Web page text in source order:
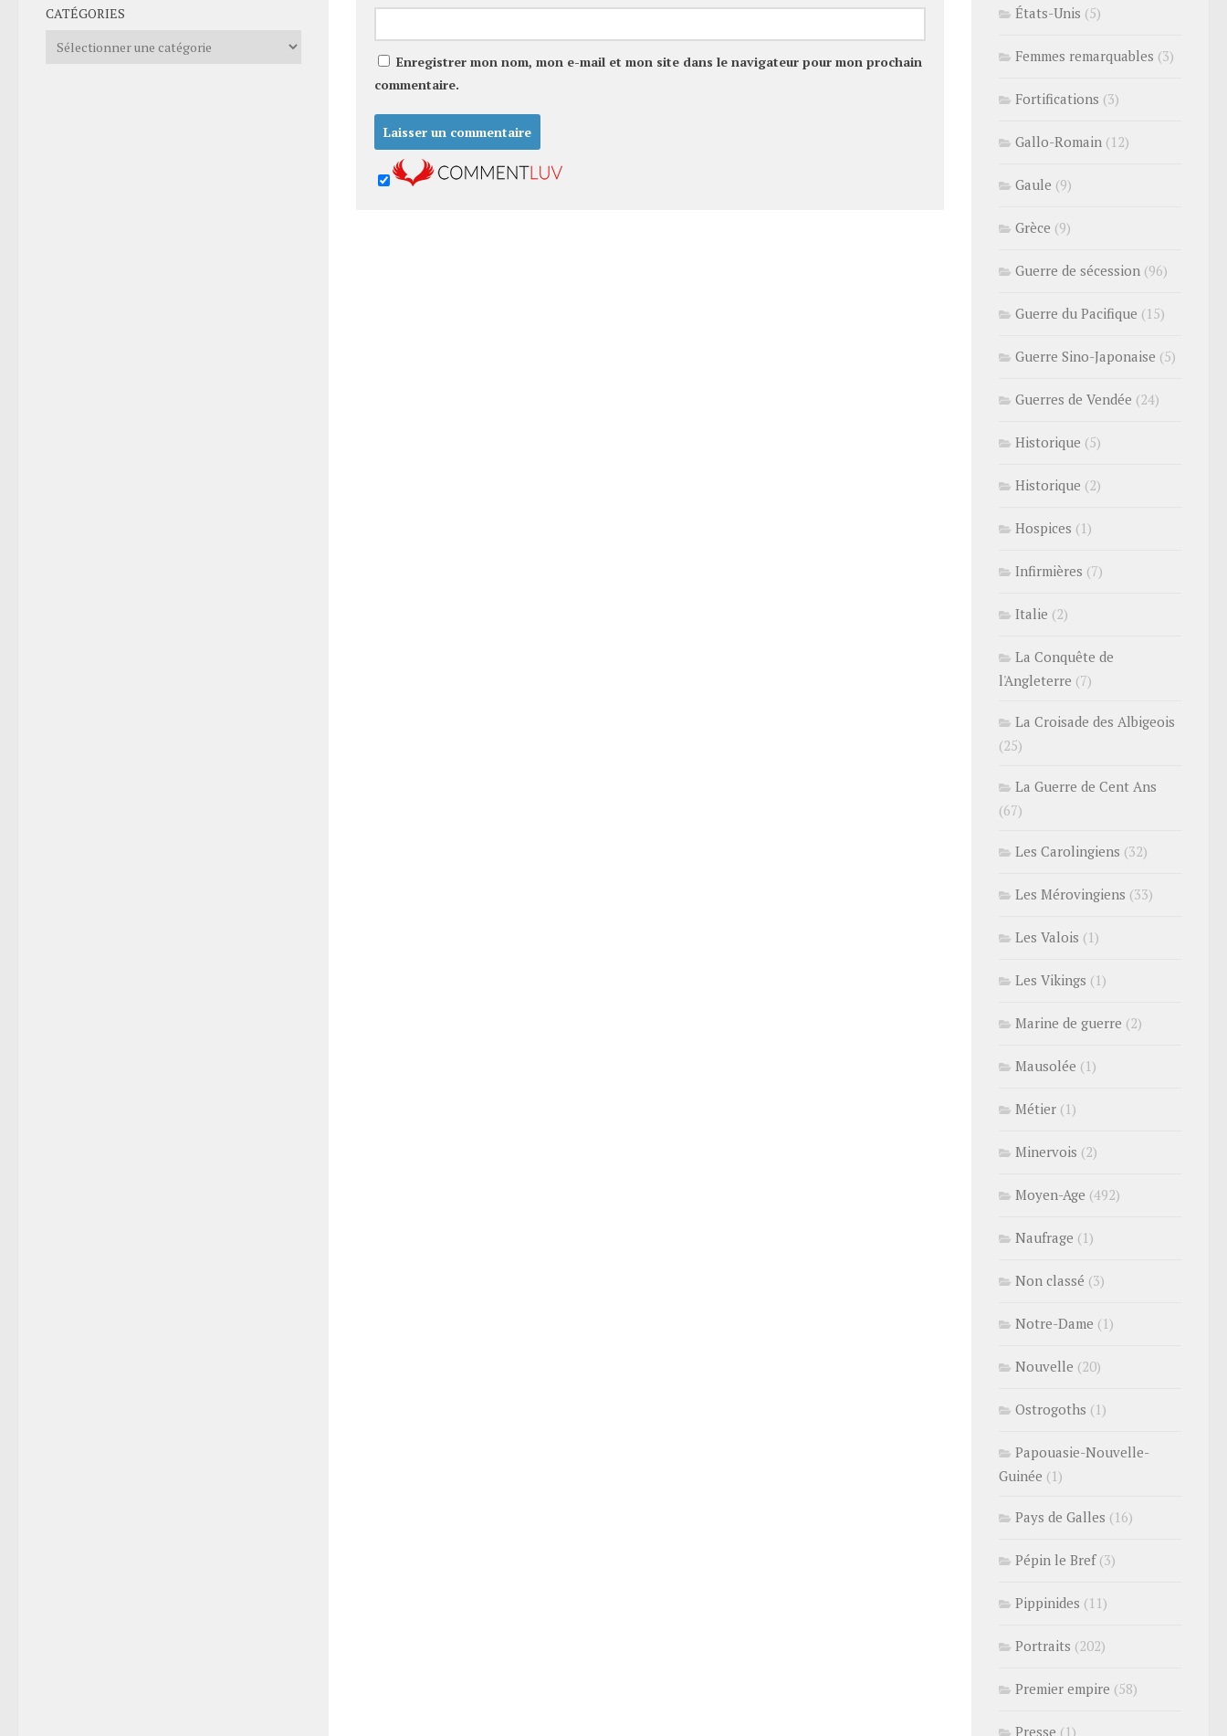
Enregistrer mon nom, mon e-mail et mon site dans le navigateur pour mon prochain
commentaire.
CATÉGORIES
Catégories
États-Unis (5)
Femmes remarquables (3)
Fortifications (3)
Gallo-Romain (12)
Gaule (9)
Grèce (9)
Guerre de sécession (96)
Guerre du Pacifique (15)
Guerre Sino-Japonaise (5)
Guerres de Vendée (24)
Historique (5)
Historique (2)
Hospices (1)
Infirmières (7)
Italie (2)
La Conquête de
l'Angleterre (7)
La Croisade des Albigeois
(25)
La Guerre de Cent Ans
(67)
Les Carolingiens (32)
Les Mérovingiens (33)
Les Valois (1)
Les Vikings (1)
Marine de guerre (2)
Mausolée (1)
Métier (1)
Minervois (2)
Moyen-Age (492)
Naufrage (1)
Non classé (3)
Notre-Dame (1)
Nouvelle (20)
Ostrogoths (1)
Papouasie-Nouvelle-
Guinée (1)
Pays de Galles (16)
Pépin le Bref(3)
Pippinides (11)
Portraits (202)
Premier empire (58)
Presse (1)